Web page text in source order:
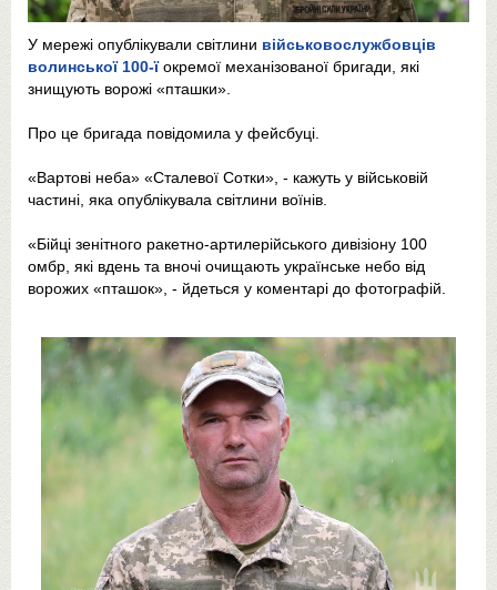
У мережі опублікували світлини військовослужбовців
волинської 100-їокремої механізованої бригади, які
знищують ворожі «пташки».
Про це бригада повідомила у фейсбуці.
«Вартові неба» «Сталевої Сотки», - кажуть у військовій
частині, яка опублікувала світлини воїнів.
«Бійці зенітного ракетно-артилерійського дивізіону 100
омбр, які вдень та вночі очищають українське небо від
ворожих «пташок», - йдеться у коментарі до фотографій.